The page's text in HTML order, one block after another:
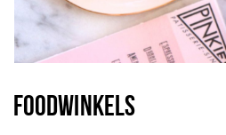
FOODWINKELS